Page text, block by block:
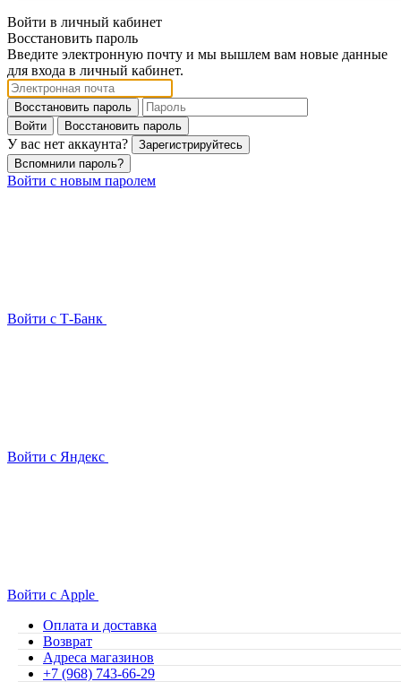
Войти в личный кабинет
Восстановить пароль
Введите электронную почту и мы вышлем вам новые данные
для входа в личный кабинет.
Восстановить пароль
Войти
Восстановить пароль
У вас нет аккаунта?
Зарегистрируйтесь
Вспомнили пароль?
Войти с новым паролем
Войти с Т-Банк
Войти с Яндекс
Войти с Apple
Оплата и доставка
Возврат
Адреса магазинов
+7 (968) 743-66-29